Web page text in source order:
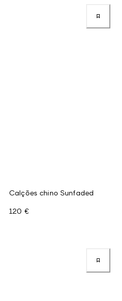
Calções chino Sunfaded
120 €